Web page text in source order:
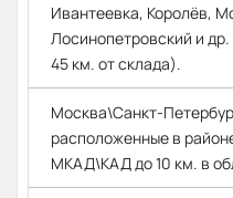
Ивантеевка, Королёв,
Лосинопетровский и
45 км. от склада).
Москва\Санкт-
расположенные в
МКАД\КАД до 10 км. в